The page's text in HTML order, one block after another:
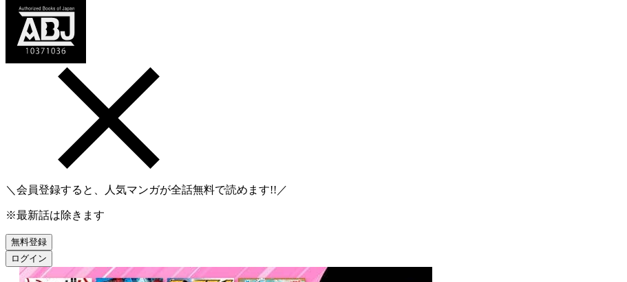
＼会員登録すると、人気マンガが全話無料で読めます!!／
※最新話は除きます
無料登録
ログイン